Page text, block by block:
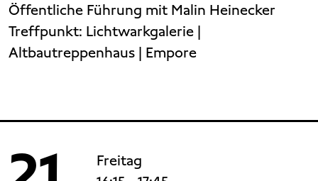
Öffentliche Führung mit Malin Heinecker
Treffpunkt: Lichtwarkgalerie |
Altbautreppenhaus | Empore
Freitag